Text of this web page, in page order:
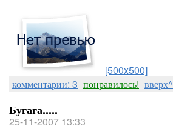
[500x500]
комментарии: 3 понравилось! вверх^
Бугага.....
25-11-2007 13:33